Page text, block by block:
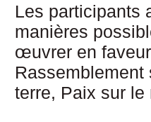
Les participants
manières
œuvrer en
terre, Paix sur